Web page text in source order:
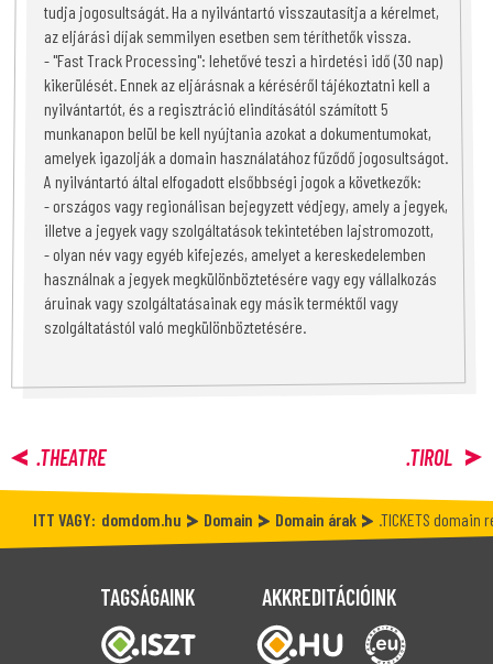
tudja jogosultságát. Ha a nyilvántartó visszautasítja a kérelmet,
az eljárási díjak semmilyen esetben sem téríthetők vissza.
- "Fast Track Processing": lehetővé teszi a hirdetési idő (30 nap)
kikerülését. Ennek az eljárásnak a kéréséről tájékoztatni kell a
nyilvántartót, és a regisztráció elindításától számított 5
munkanapon belül be kell nyújtania azokat a dokumentumokat,
amelyek igazolják a domain használatához fűződő jogosultságot.
A nyilvántartó által elfogadott elsőbbségi jogok a következők:
- országos vagy regionálisan bejegyzett védjegy, amely a jegyek,
illetve a jegyek vagy szolgáltatások tekintetében lajstromozott,
- olyan név vagy egyéb kifejezés, amelyet a kereskedelemben
használnak a jegyek megkülönböztetésére vagy egy vállalkozás
áruinak vagy szolgáltatásainak egy másik terméktől vagy
szolgáltatástól való megkülönböztetésére.
.THEATRE .TIROL
ITT VAGY: domdom.hu Domain Domain árak .TICKETS
TAGSÁGAINK AKKREDITÁCIÓINK